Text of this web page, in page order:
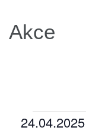
Akce
Akce
24.04.2025